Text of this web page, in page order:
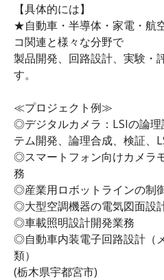
【具体的には】
★自動車・半導体・家電・航
コ関連と様々な分野で
製品開発、回路設計、実験・
す。
≪プロジェクト例≫
◎デジタルカメラ：LSIの論
テム開発、論理合成、検証、
◎スマートフォン向けカメラ
務
◎産業用ロボットラインの制
◎大型空調機器の電気図面設
◎車載照明設計開発業務
◎自動車内装電子回路設計（
類）
(栃木県宇都宮市)